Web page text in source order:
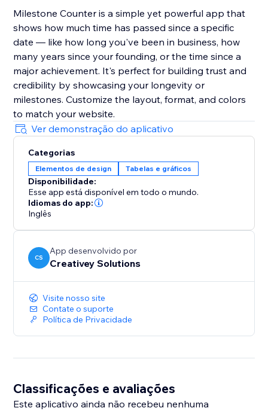
Milestone Counter is a simple yet powerful app that
shows how much time has passed since a specific
date — like how long you've been in business, how
many years since your founding, or the time since a
major achievement. It's perfect for building trust and
credibility by showcasing your longevity or
milestones. Customize the layout, format, and colors
to match your website.
Ver demonstração do aplicativo
Categorias
Elementos de design Tabelas e gráficos
Disponibilidade:
Esse app está disponível em todo o mundo.
Idiomas do app:
Inglês
CS
App desenvolvido por
Creativey Solutions
Visite nosso site
Contate o suporte
Política de Privacidade
Classificações e avaliações
Este aplicativo ainda não recebeu nenhuma